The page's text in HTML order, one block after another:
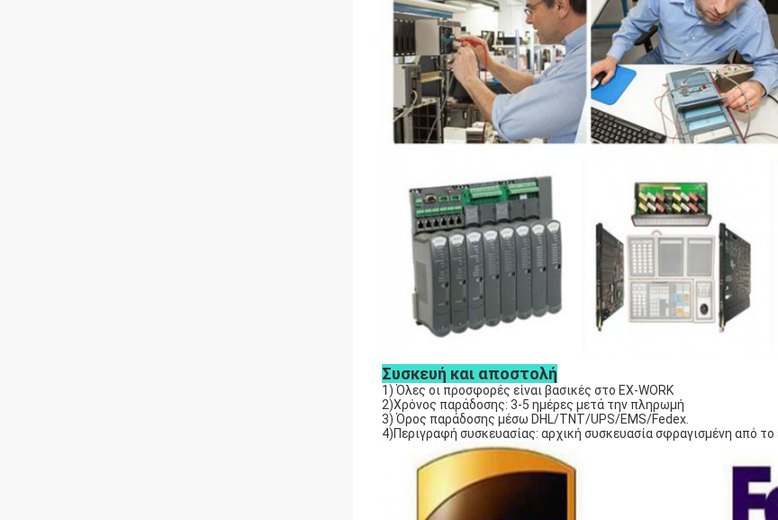
Συσκευή και αποστολή
1) Όλες οι προσφορές είναι βασικές στο EX-WORK
2)Χρόνος παράδοσης: 3-5 ημέρες μετά την πληρωμή
3) Όρος παράδοσης μέσω DHL/TNT/UPS/EMS/Fedex.
4)Περιγραφή συσκευασίας: αρχική συσκευασία σφραγισμένη από το